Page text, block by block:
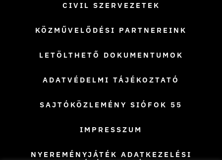
CIVIL SZERVEZETEK
KÖZMŰVELŐDÉSI PARTNEREINK
LETÖLTHETŐ DOKUMENTUMOK
ADATVÉDELMI TÁJÉKOZTATÓ
SAJTÓKÖZLEMÉNY SIÓFOK 55
IMPRESSZUM
NYEREMÉNYJÁTÉK ADATKEZELÉSI